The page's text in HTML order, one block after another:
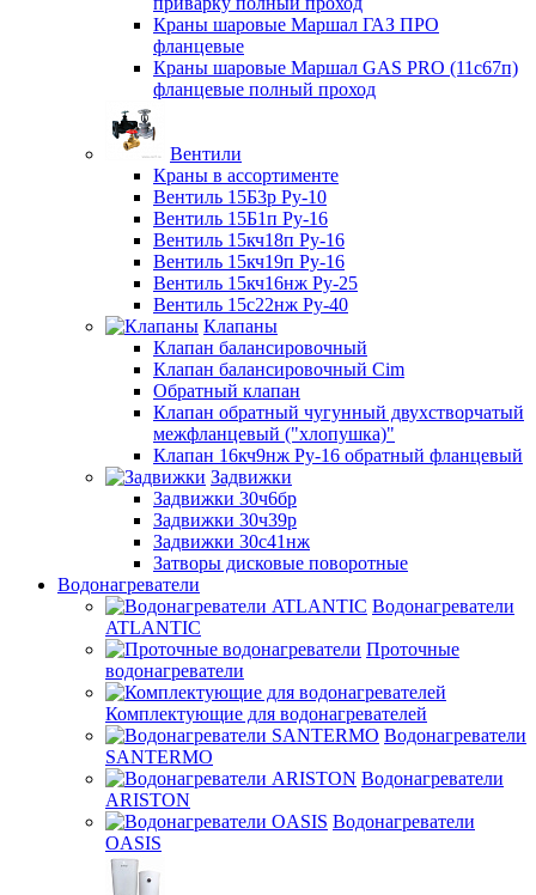
Краны шаровые Маршал ГАЗ ПРО
фланцевые
Краны шаровые Маршал GAS PRO (11с67п)
фланцевые полный проход
Вентили
Краны в ассортименте
Вентиль 15Б3р Ру-10
Вентиль 15Б1п Ру-16
Вентиль 15кч18п Ру-16
Вентиль 15кч19п Ру-16
Вентиль 15кч16нж Ру-25
Вентиль 15с22нж Ру-40
Клапаны
Клапан балансировочный
Клапан балансировочный Cim
Обратный клапан
Клапан обратный чугунный двухстворчатый
межфланцевый ("хлопушка)"
Клапан 16кч9нж Ру-16 обратный фланцевый
Задвижки
Задвижки 30ч6бр
Задвижки 30ч39р
Задвижки 30с41нж
Затворы дисковые поворотные
Водонагреватели
Водонагреватели
ATLANTIC
Проточные
водонагреватели
Комплектующие для водонагревателей
Водонагреватели
SANTERMO
Водонагреватели
ARISTON
Водонагреватели
OASIS